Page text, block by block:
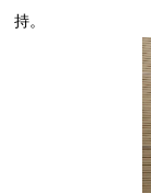
持。